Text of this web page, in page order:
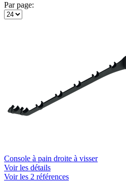
Par page:
Console à pain droite à visser
Voir les détails
Voir les 2 références